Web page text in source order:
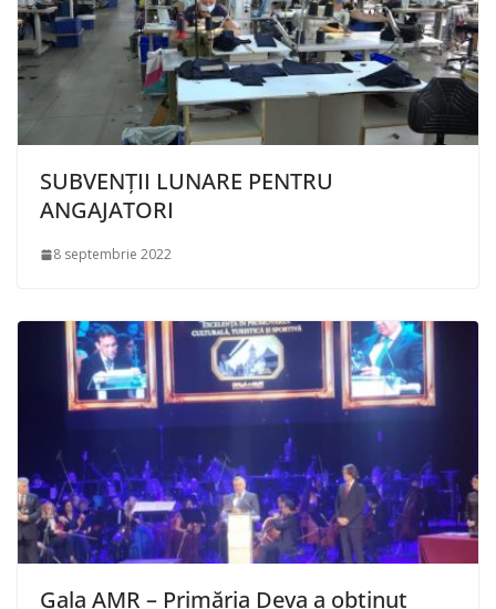
SUBVENȚII LUNARE PENTRU
ANGAJATORI
8 septembrie 2022
Gala AMR – Primăria Deva a obținut